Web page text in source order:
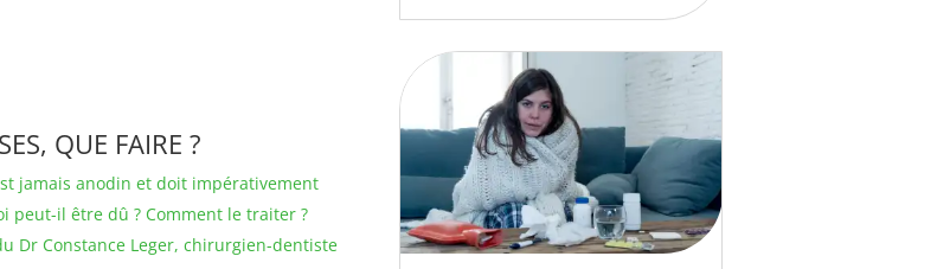
QUE FAIRE ?
jamais anodin et doit impérativement
peut-il être dû ? Comment le traiter ?
Dr Constance Leger, chirurgien-dentiste